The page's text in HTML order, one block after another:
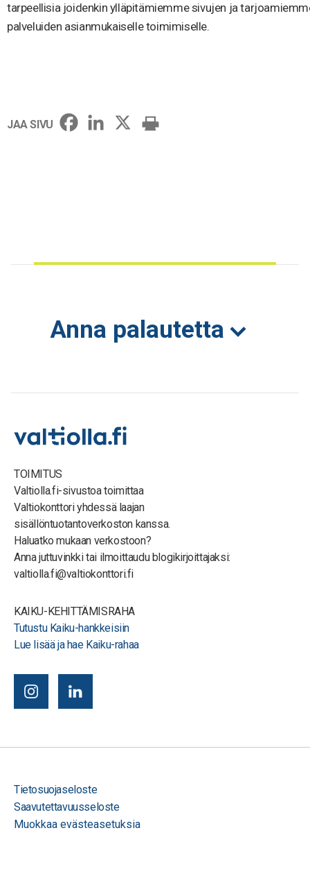
tarpeellisia joidenkin ylläpitämiemme sivujen ja
palveluiden asianmukaiselle toimimiselle.
JAA SIVU
Anna palautetta
TOIMITUS
Valtiolla.fi-sivustoa toimittaa
Valtiokonttori yhdessä laajan
sisällöntuotantoverkoston kanssa.
Haluatko mukaan verkostoon?
Anna juttuvinkki tai ilmoittaudu blogikirjoittajaksi:
valtiolla.fi@valtiokonttori.fi
KAIKU-KEHITTÄMISRAHA
Tutustu Kaiku-hankkeisiin
Lue lisää ja hae Kaiku-rahaa
Tietosuojaseloste
Saavutettavuusseloste
Muokkaa evästeasetuksia